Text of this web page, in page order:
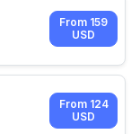
From 159
USD
From 124
USD